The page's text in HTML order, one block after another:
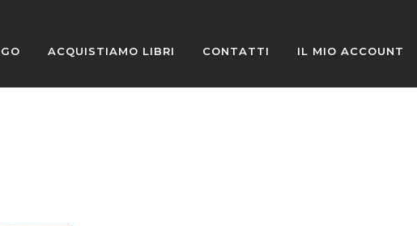
ACQUISTIAMO LIBRI CONTATTI IL MIO ACCOUNT